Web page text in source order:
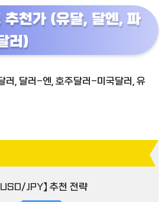
천가 (유달, 달엔, 파
러)
러, 달러-엔, 호주달러-미국달러, 유
USD/JPY】 추천 전략